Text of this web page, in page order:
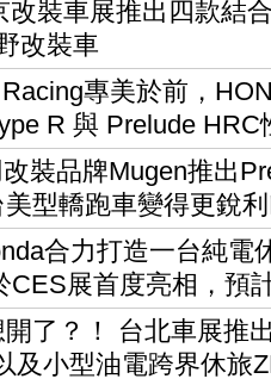
改裝車展推出四款結
改裝車
專美於前，
R 與 Prelude HRC
裝品牌Mugen推出
型轎跑車變得更銳
合力打造一台純電
CES展首度亮相，預
了？！ 台北車展推
及小型油電跨界休旅